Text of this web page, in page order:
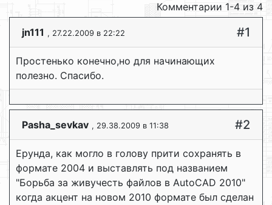
Комментарии 1-4 из 4
jn111 , 27.22.2009 в 22:22 #1
Простенько конечно,но для начинающих
полезно. Спасибо.
Pasha_sevkav , 29.38.2009 в 11:38 #2
Ерунда, как могло в голову прити сохранять в
формате 2004 и выставлять под названием
"Борьба за живучесть файлов в AutoCAD 2010"
когда акцент на новом 2010 формате был сделан